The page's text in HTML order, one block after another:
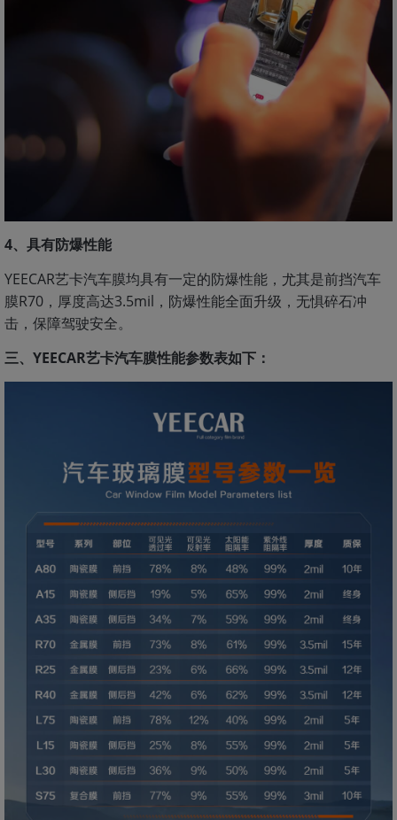
4、具有防爆性能
YEECAR艺卡汽车膜均具有一定的防爆性能，尤其是前挡汽车
膜R70，厚度高达3.5mil，防爆性能全面升级，无惧碎石冲
击，保障驾驶安全。
三、YEECAR艺卡汽车膜性能参数表如下：